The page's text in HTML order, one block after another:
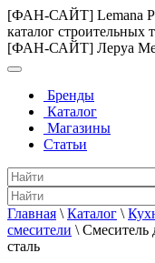
[ФАН-САЙТ] Lemana
каталог строительных
[ФАН-САЙТ] Леруа
Бренды
Каталог
Магазины
Статьи
Главная \ Каталог \
смесители \ Смеситель
сталь